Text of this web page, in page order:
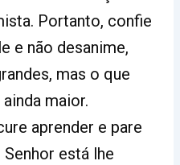
Portanto, confie
e não desanime,
mas o que
maior.
aprender e pare
está lhe